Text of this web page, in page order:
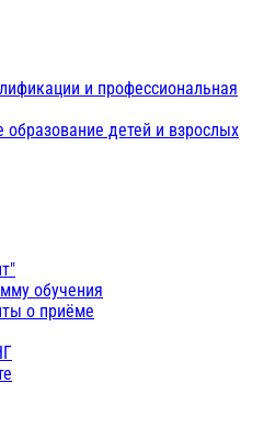
и профессиональная
образование детей и взрослых
обучения
о приёме